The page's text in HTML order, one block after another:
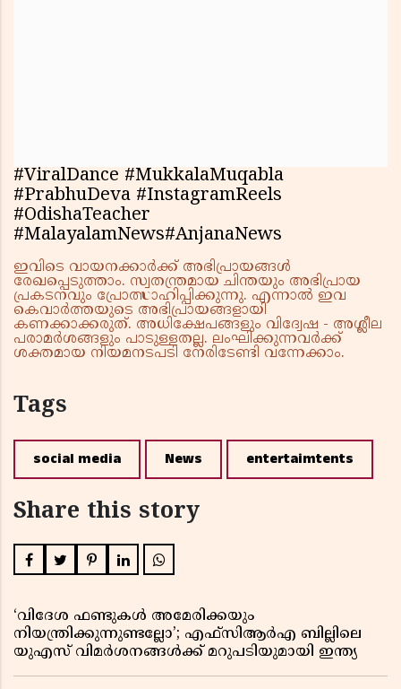
#ViralDance #MukkalaMuqabla
#PrabhuDeva #InstagramReels
#OdishaTeacher
#MalayalamNews#AnjanaNews
ഇവിടെ വായനക്കാർക്ക് അഭിപ്രായങ്ങൾ
രേഖപ്പെടുത്താം. സ്വതന്ത്രമായ ചിന്തയും അഭിപ്രായ
പ്രകടനവും പ്രോത്സാഹിപ്പിക്കുന്നു. എന്നാൽ ഇവ
കെവാർത്തയുടെ അഭിപ്രായങ്ങളായി
കണക്കാക്കരുത്. അധിക്ഷേപങ്ങളും വിദ്വേഷ - അശ്ലീല
പരാമർശങ്ങളും പാടുള്ളതല്ല. ലംഘിക്കുന്നവർക്ക്
ശക്തമായ നിയമനടപടി നേരിടേണ്ടി വന്നേക്കാം.
Tags
social media News entertaimtents
Share this story
‘വിദേശ ഫണ്ടുകൾ അമേരിക്കയും
നിയന്ത്രിക്കുന്നുണ്ടല്ലോ’; എഫ്സിആർഎ ബില്ലിലെ
യുഎസ് വിമർശനങ്ങൾക്ക് മറുപടിയുമായി ഇന്ത്യ